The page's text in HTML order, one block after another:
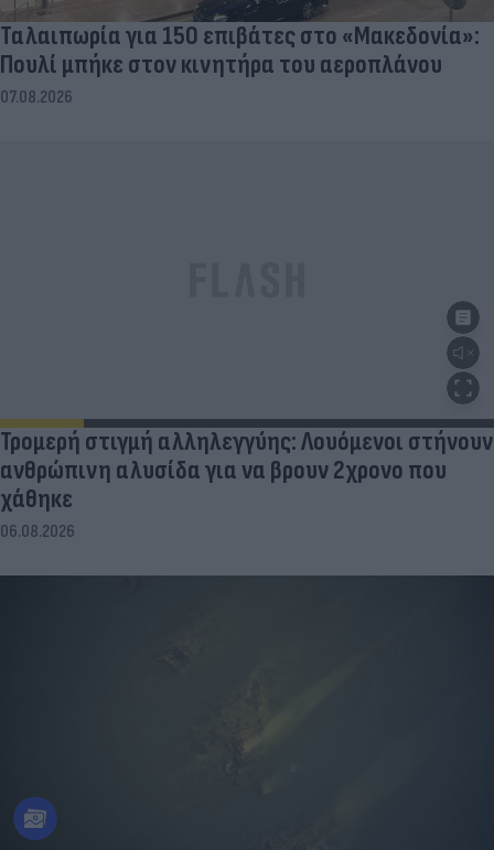
Ταλαιπωρία για 150 επιβάτες στο «Μακεδονία»:
Πουλί μπήκε στον κινητήρα του αεροπλάνου
07.08.2026
Τρομερή στιγμή αλληλεγγύης: Λουόμενοι στήνουν
ανθρώπινη αλυσίδα για να βρουν 2χρονο που
χάθηκε
06.08.2026